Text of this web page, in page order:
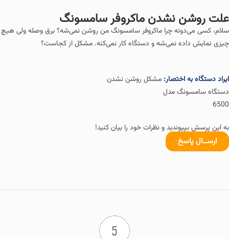
علت روشن نشدن ماکروفر سامسونگ
سلام، کسی می‌دونه چرا ماکروفر سامسونگ من روشن نمی‌شه؟ برق وصله ولی هیچ
چیزی نمایش داده نمی‌شه و دستگاه کار نمی‌کنه. مشکل از کجاست؟
ایراد دستگاه به اختصار: مشکل روشن نشدن
دستگاه سامسونگ مدل
6500
به این پرسش بپیوندید و نظرات خود را بیان کنید!
ارســال پاسخ
5